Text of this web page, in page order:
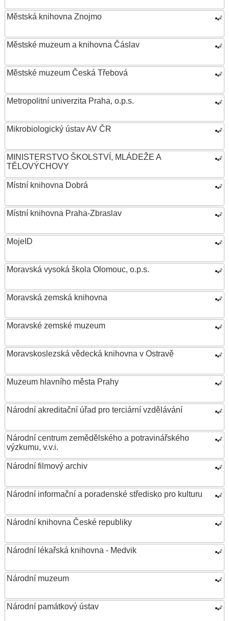
Městská knihovna Znojmo
Městské muzeum a knihovna Čáslav
Městské muzeum Česká Třebová
Metropolitní univerzita Praha, o.p.s.
Mikrobiologický ústav AV ČR
MINISTERSTVO ŠKOLSTVÍ, MLÁDEŽE A
TĚLOVÝCHOVY
Místní knihovna Dobrá
Místní knihovna Praha-Zbraslav
MojeID
Moravská vysoká škola Olomouc, o.p.s.
Moravská zemská knihovna
Moravské zemské muzeum
Moravskoslezská vědecká knihovna v Ostravě
Muzeum hlavního města Prahy
Národní akreditační úřad pro terciární vzdělávání
Národní centrum zemědělského a potravinářského
výzkumu, v.v.i.
Národní filmový archiv
Národní informační a poradenské středisko pro kulturu
Národní knihovna České republiky
Národní lékařská knihovna - Medvik
Národní muzeum
Národní památkový ústav